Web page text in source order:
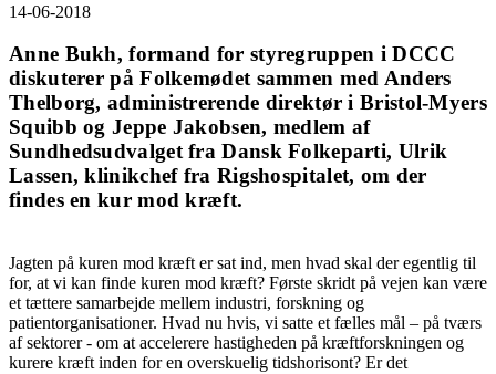
14-06-2018
Anne Bukh, formand for styregruppen i DCCC
diskuterer på Folkemødet sammen med Anders
Thelborg, administrerende direktør i Bristol-Myers
Squibb og Jeppe Jakobsen, medlem af
Sundhedsudvalget fra Dansk Folkeparti, Ulrik
Lassen, klinikchef fra Rigshospitalet, om der
findes en kur mod kræft.
Jagten på kuren mod kræft er sat ind, men hvad skal der egentlig til
for, at vi kan finde kuren mod kræft? Første skridt på vejen kan være
et tættere samarbejde mellem industri, forskning og
patientorganisationer. Hvad nu hvis, vi satte et fælles mål – på tværs
af sektorer - om at accelerere hastigheden på kræftforskningen og
kurere kræft inden for en overskuelig tidshorisont? Er det